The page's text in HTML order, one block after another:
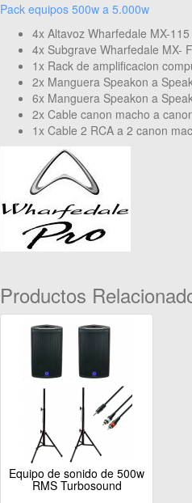
Pack equipos 500w a 5.000w
4x Altavoz Wharfedale MX-
4x Subgrave Wharfedale MX-
1x Rack de amplificacion
2x Manguera Speakon a
6x Manguera Speakon a
2x Cable canon macho a
1x Cable 2 RCA a 2 canon
Productos
Equipo de sonido de 500w
RMS Turbosound